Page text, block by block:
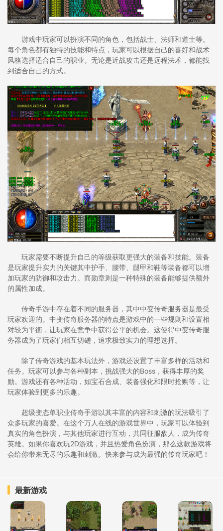
游戏中玩家可以扮演不同的角色，包括战士、法师和道士等。
每个角色都有独特的技能和特点，玩家可以根据自己的喜好和战术
风格选择适合自己的职业。无论是近战攻击还是远程法术，都能找
到适合自己的方式。
玩家需要不断提升自己的等级获取更强大的装备和技能。装备
是玩家提升实力的关键其中护手、腰带、腿甲和鞋等装备都可以增
加玩家的防御和攻击力。而勋章则是一种特殊的装备能够提供额外
的属性加成。
传奇手游中存在着不同的服务器，其中中变传奇服务器是最受
玩家欢迎的。中变传奇服务器的特点是游戏中的一些规则和设置相
对较为平衡，让玩家在竞争中获得公平的机会。这使得中变传奇服
务器成为了玩家们相互切磋，追求极致实力的理想选择。
除了传奇游戏的基本玩法外，游戏还设置了丰富多样的活动和
任务。玩家可以参与各种副本，挑战强大的Boss，获得丰厚的奖
励。游戏还有各种活动，如宝石合成、装备强化和限时抢购等，让
玩家体验到更多的乐趣。
超级变态单职业传奇手游以其丰富的内容和刺激的玩法吸引了
众多玩家的喜爱。在这个万人在线的游戏世界中，玩家可以体验到
真实的角色扮演，与其他玩家进行互动，共同征服敌人，成为传奇
英雄。如果你喜欢玩2D游戏，并且热爱角色扮演，那么这款游戏将
会给你带来无尽的乐趣和刺激。快来参与成为最强的传奇玩家吧！
最新游戏